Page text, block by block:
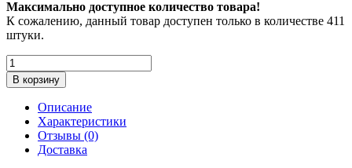
Максимально доступное количество товара!
К сожалению, данный товар доступен только в количестве 411
штуки.
В корзину
Описание
Характеристики
Отзывы (0)
Доставка